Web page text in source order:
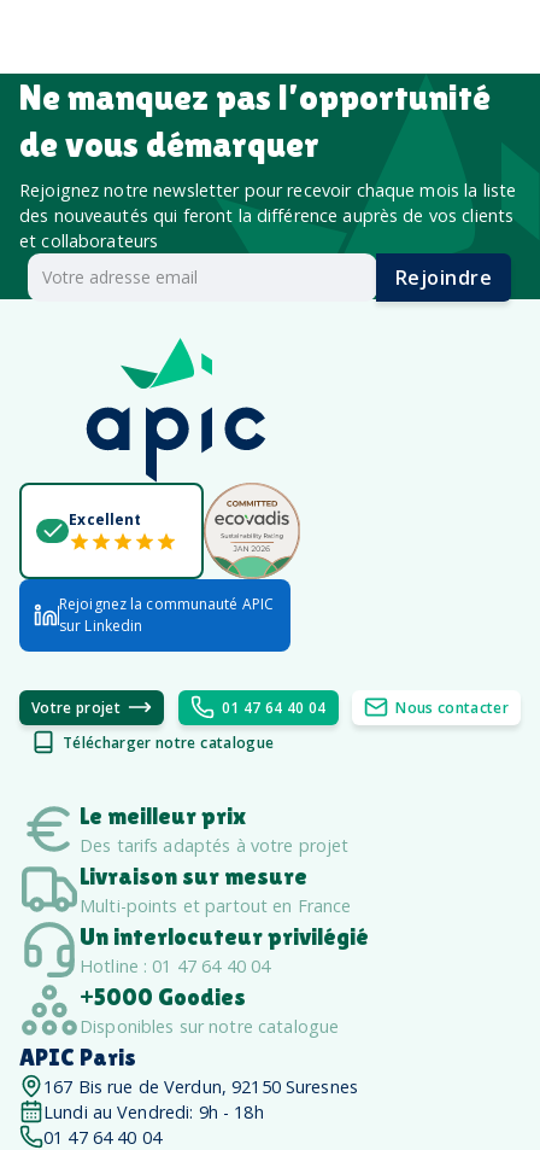
Ne manquez pas l’opportunité
de vous démarquer
Rejoignez notre newsletter pour recevoir chaque mois la liste
des nouveautés qui feront la différence auprès de vos clients
et collaborateurs
Rejoindre
Excellent
Rejoignez la communauté APIC
sur Linkedin
Votre projet 01 47 64 40 04
Nous contacter
Télécharger notre catalogue
Le meilleur prix
Des tarifs adaptés à votre projet
Livraison sur mesure
Multi-points et partout en France
Un interlocuteur privilégié
Hotline : 01 47 64 40 04
+5000 Goodies
Disponibles sur notre catalogue
APIC Paris
167 Bis rue de Verdun, 92150 Suresnes
Lundi au Vendredi: 9h - 18h
01 47 64 40 04